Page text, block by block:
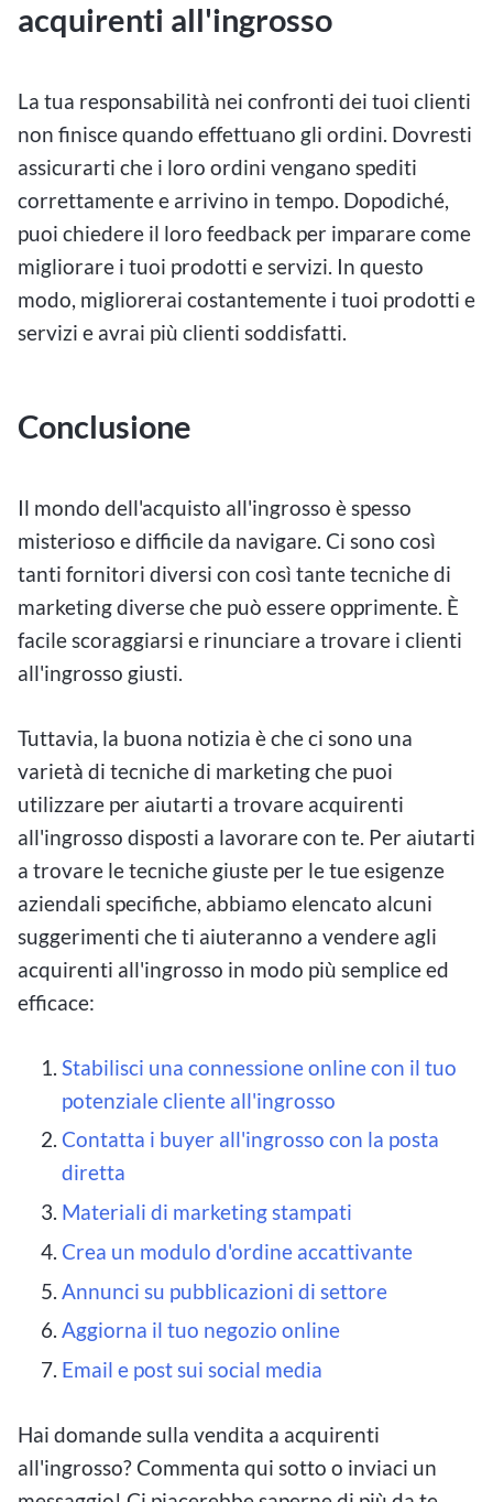
acquirenti all'ingrosso
La tua responsabilità nei confronti dei tuoi clienti
non finisce quando effettuano gli ordini. Dovresti
assicurarti che i loro ordini vengano spediti
correttamente e arrivino in tempo. Dopodiché,
puoi chiedere il loro feedback per imparare come
migliorare i tuoi prodotti e servizi. In questo
modo, migliorerai costantemente i tuoi prodotti e
servizi e avrai più clienti soddisfatti.
Conclusione
Il mondo dell'acquisto all'ingrosso è spesso
misterioso e difficile da navigare. Ci sono così
tanti fornitori diversi con così tante tecniche di
marketing diverse che può essere opprimente. È
facile scoraggiarsi e rinunciare a trovare i clienti
all'ingrosso giusti.
Tuttavia, la buona notizia è che ci sono una
varietà di tecniche di marketing che puoi
utilizzare per aiutarti a trovare acquirenti
all'ingrosso disposti a lavorare con te. Per aiutarti
a trovare le tecniche giuste per le tue esigenze
aziendali specifiche, abbiamo elencato alcuni
suggerimenti che ti aiuteranno a vendere agli
acquirenti all'ingrosso in modo più semplice ed
efficace:
Stabilisci una connessione online con il tuo
potenziale cliente all'ingrosso
Contatta i buyer all'ingrosso con la posta
diretta
Materiali di marketing stampati
Crea un modulo d'ordine accattivante
Annunci su pubblicazioni di settore
Aggiorna il tuo negozio online
Email e post sui social media
Hai domande sulla vendita a acquirenti
all'ingrosso? Commenta qui sotto o inviaci un